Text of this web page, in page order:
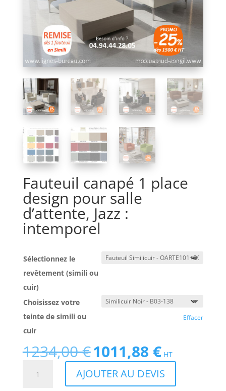
Fauteuil canapé 1 place
design pour salle
d’attente, Jazz :
intemporel
Sélectionnez le
revêtement (simili ou
cuir)
Choisissez votre
teinte de simili ou
cuir
Effacer
1234,00€ Le
prix
initial
était :
1011,88 €Le
prix
actuel
est :
HT
AJOUTER AU DEVIS